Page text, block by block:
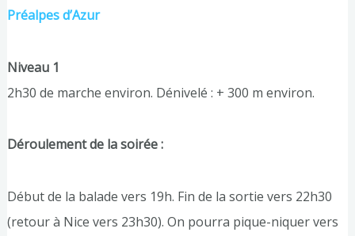
Préalpes d’Azur
Niveau 1
2h30 de marche environ. Dénivelé : + 300 m environ.
Déroulement de la soirée :
Début de la balade vers 19h. Fin de la sortie vers 22h30
(retour à Nice vers 23h30). On pourra pique-niquer vers